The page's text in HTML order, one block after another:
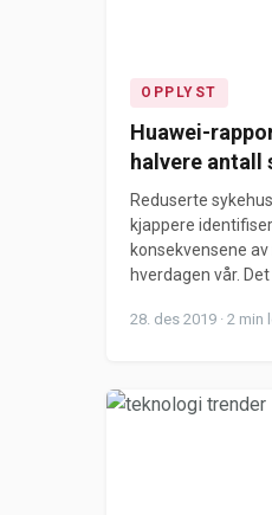
OPPLYST
Huawei-
halvere antall
Reduserte
kjappere
konsekvensene
hverdagen vår.
28. des 2019 · 2 min